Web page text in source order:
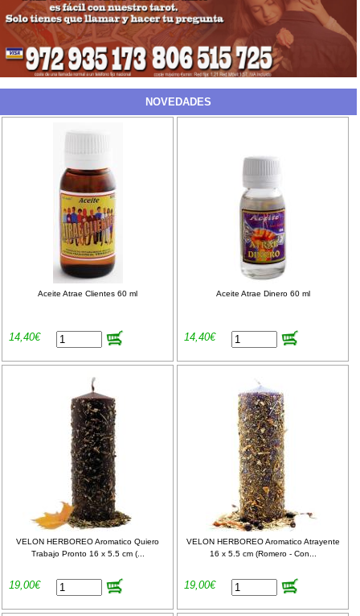
NOVEDADES
Aceite Atrae Clientes 60 ml
14,40€
Aceite Atrae Dinero 60 ml
14,40€
VELON HERBOREO Aromatico Quiero
Trabajo Pronto 16 x 5.5 cm (...
19,00€
VELON HERBOREO Aromatico Atrayente
16 x 5.5 cm (Romero - Con...
19,00€